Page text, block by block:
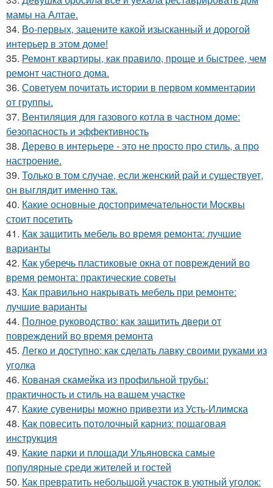
мамы на Алтае.
34. Во-первых, зацените какой изысканный и дорогой
интерьер в этом доме!
35. Ремонт квартиры, как правило, проще и быстрее, чем
ремонт частного дома.
36. Советуем почитать истории в первом комментарии
от группы.
37. Вентиляция для газового котла в частном доме:
безопасность и эффективность
38. Дерево в интерьере - это не просто про стиль, а про
настроение.
39. Только в том случае, если женский рай и существует,
он выглядит именно так.
40. Какие основные достопримечательности Москвы
стоит посетить
41. Как защитить мебель во время ремонта: лучшие
варианты
42. Как уберечь пластиковые окна от повреждений во
время ремонта: практические советы
43. Как правильно накрывать мебель при ремонте:
лучшие варианты
44. Полное руководство: как защитить двери от
повреждений во время ремонта
45. Легко и доступно: как сделать лавку своими руками из
уголка
46. Кованая скамейка из профильной трубы:
практичность и стиль на вашем участке
47. Какие сувениры можно привезти из Усть-Илимска
48. Как повесить потолочный карниз: пошаговая
инструкция
49. Какие парки и площади Ульяновска самые
популярные среди жителей и гостей
50. Как превратить небольшой участок в уютный уголок: